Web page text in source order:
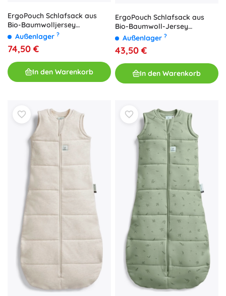
ErgoPouch Schlafsack aus
Bio-Baumwolljersey
Dragonflies 2,5 TOG (3–12
Außenlager ?
74,50 €
In den Warenkorb
ErgoPouch Schlafsack aus
Bio-Baumwoll-Jersey
oatmeal marle 0,2 TOG (3–12
Außenlager ?
43,50 €
In den Warenkorb